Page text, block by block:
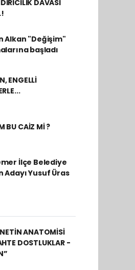
DAVASI
Alkan "Değişim"
başladı
ENGELLİ
BU CAİZ Mİ ?
İlçe Belediye
Adayı Yusuf Üras
ANATOMİSİ
DOSTLUKLAR -